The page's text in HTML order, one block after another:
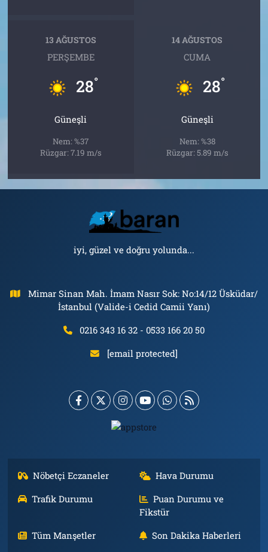
13 AĞUSTOS
PERŞEMBE
28°
Güneşli
Nem: %37
Rüzgar: 7.19 m/s
14 AĞUSTOS
CUMA
28°
Güneşli
Nem: %38
Rüzgar: 5.89 m/s
iyi, güzel ve doğru yolunda...
Mimar Sinan Mah. İmam Nasır Sok: No:14/12 Üsküdar/
İstanbul (Valide-i Cedid Camii Yanı)
0216 343 16 32 - 0533 166 20 50
[email protected]
Nöbetçi Eczaneler
Hava Durumu
Trafik Durumu
Puan Durumu ve
Fikstür
Tüm Manşetler
Son Dakika Haberleri